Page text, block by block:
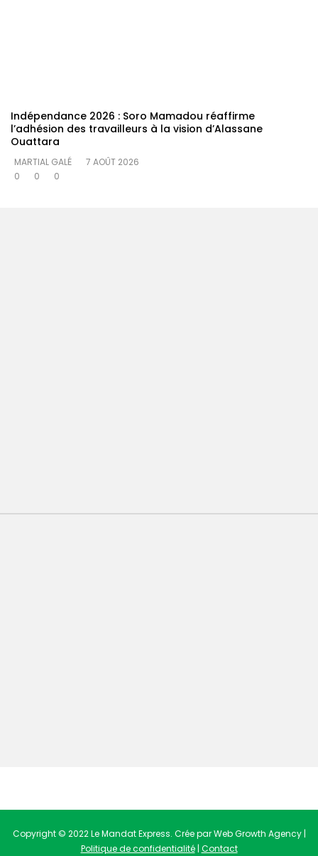
Indépendance 2026 : Soro Mamadou réaffirme
l’adhésion des travailleurs à la vision d’Alassane
Ouattara
MARTIAL GALÉ
7 AOÛT 2026
0
0 0
Copyright © 2022 Le Mandat Express. Crée par Web Growth Agency |
Politique de confidentialité| Contact